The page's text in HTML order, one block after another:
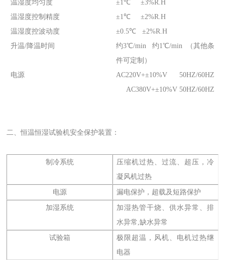
温湿度均匀度
±1℃ ±3%R.H
温湿度控制精度
±1℃ ±2%R.H
温湿度控波动度
±0.5℃ ±2%R.H
升温/降温时间
约3℃/min 约1℃/min （其他条
件可定制）
电源
AC220V+±10%V 50HZ/60HZ
AC380V+±10%V 50HZ/60HZ
二、恒温恒湿试验机安全保护装置：
制冷系统
压缩机过热、过流、超压，冷
凝风机过热
电源 漏电保护，超载及短路保护
加湿系统
加湿热管干烧、供水异常、排
水异常,缺水异常
试验箱
极限超温，风机、电机过热继
电器